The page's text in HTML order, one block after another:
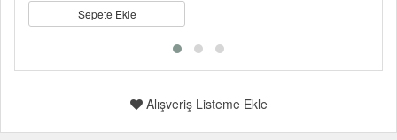
Sepete Ekle
Alışveriş Listeme Ekle